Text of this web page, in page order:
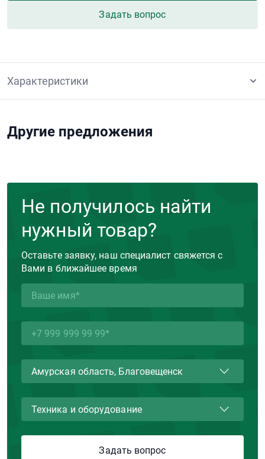
Задать вопрос
Характеристики
Другие предложения
Не получилось найти
нужный товар?
Оставьте заявку, наш специалист свяжется с
Вами в ближайшее время